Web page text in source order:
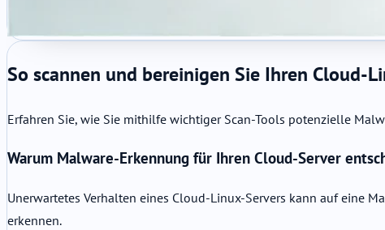
So scannen und bereinigen Sie Ihren Cloud-
Erfahren Sie, wie Sie mithilfe wichtiger Scan-Tools potenzielle
Warum Malware-Erkennung für Ihren Cloud-Server
Unerwartetes Verhalten eines Cloud-Linux-Servers kann auf eine
erkennen.